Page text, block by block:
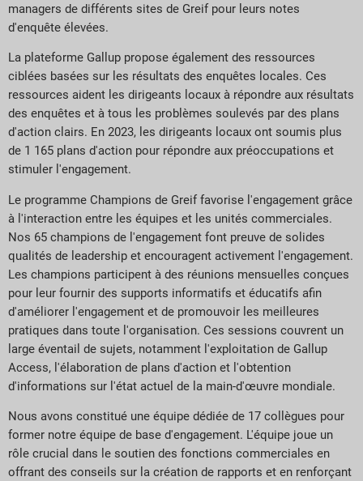
managers de différents sites de Greif pour leurs notes
d'enquête élevées.
La plateforme Gallup propose également des ressources
ciblées basées sur les résultats des enquêtes locales. Ces
ressources aident les dirigeants locaux à répondre aux résultats
des enquêtes et à tous les problèmes soulevés par des plans
d'action clairs. En 2023, les dirigeants locaux ont soumis plus
de 1 165 plans d'action pour répondre aux préoccupations et
stimuler l'engagement.
Le programme Champions de Greif favorise l'engagement grâce
à l'interaction entre les équipes et les unités commerciales.
Nos 65 champions de l'engagement font preuve de solides
qualités de leadership et encouragent activement l'engagement.
Les champions participent à des réunions mensuelles conçues
pour leur fournir des supports informatifs et éducatifs afin
d'améliorer l'engagement et de promouvoir les meilleures
pratiques dans toute l'organisation. Ces sessions couvrent un
large éventail de sujets, notamment l'exploitation de Gallup
Access, l'élaboration de plans d'action et l'obtention
d'informations sur l'état actuel de la main-d'œuvre mondiale.
Nous avons constitué une équipe dédiée de 17 collègues pour
former notre équipe de base d'engagement. L'équipe joue un
rôle crucial dans le soutien des fonctions commerciales en
offrant des conseils sur la création de rapports et en renforçant